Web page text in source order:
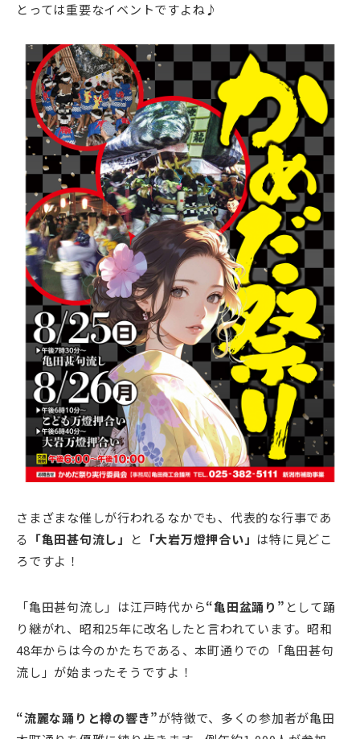
とっては重要なイベントですよね♪
さまざまな催しが行われるなかでも、代表的な行事であ
る
「亀田甚句流し」 と 「大岩万燈押合い」 は特に見どこ
ろですよ！
「亀田甚句流し」は江戸時代から“亀田盆踊り” として踊
り継がれ、昭和25年に改名したと言われています。昭和
48年からは今のかたちである、本町通りでの「亀田甚句
流し」が始まったそうですよ！
“流麗な踊りと樽の響き”が特徴で、多くの参加者が亀田